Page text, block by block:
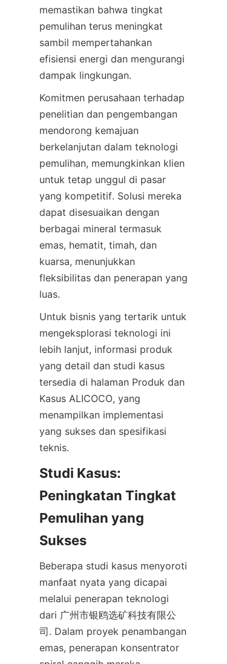
memastikan bahwa tingkat
pemulihan terus meningkat
sambil mempertahankan
efisiensi energi dan mengurangi
dampak lingkungan.
Komitmen perusahaan terhadap
penelitian dan pengembangan
mendorong kemajuan
berkelanjutan dalam teknologi
pemulihan, memungkinkan klien
untuk tetap unggul di pasar
yang kompetitif. Solusi mereka
dapat disesuaikan dengan
berbagai mineral termasuk
emas, hematit, timah, dan
kuarsa, menunjukkan
fleksibilitas dan penerapan yang
luas.
Untuk bisnis yang tertarik untuk
mengeksplorasi teknologi ini
lebih lanjut, informasi produk
yang detail dan studi kasus
tersedia di halaman Produk dan
Kasus ALICOCO, yang
menampilkan implementasi
yang sukses dan spesifikasi
teknis.
Studi Kasus:
Peningkatan Tingkat
Pemulihan yang
Sukses
Beberapa studi kasus menyoroti
manfaat nyata yang dicapai
melalui penerapan teknologi
dari 广州市银鸥选矿科技有限公
司. Dalam proyek penambangan
emas, penerapan konsentrator